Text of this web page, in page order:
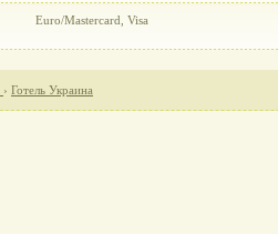
Euro/Mastercard, Visa
› Готель Украина